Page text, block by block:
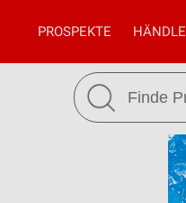
PROSPEKTE